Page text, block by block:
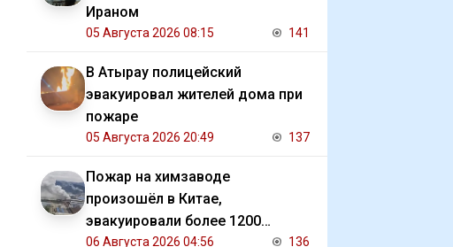
Ираном
05 Августа 2026 08:15 141
В Атырау полицейский
эвакуировал жителей дома при
пожаре
05 Августа 2026 20:49 137
Пожар на химзаводе
произошёл в Китае,
эвакуировали более 1200
человек
06 Августа 2026 04:56 136